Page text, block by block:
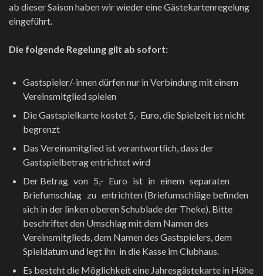
ab dieser Saison haben wir wieder eine Gästekartenregelung
eingeführt.
Die folgende Regelung gilt ab sofort:
Gastspieler/-innen dürfen nur in Verbindung mit einem
Vereinsmitglied spielen
Die Gastspielkarte kostet 5,- Euro, die Spielzeit ist nicht
begrenzt
Das Vereinsmitglied ist verantwortlich, dass der
Gastspielbetrag entrichtet wird
Der Betrag von 5,- Euro ist in einem separaten
Briefumschlag zu entrichten (Briefumschläge befinden
sich in der linken oberen Schublade der Theke). Bitte
beschriftet den Umschlag mit dem Namen des
Vereinsmitglieds, dem Namen des Gastspielers, dem
Spieldatum und legt ihn in die Kasse im Clubhaus.
Es besteht die Möglichkeit eine Jahresgästekarte in Höhe